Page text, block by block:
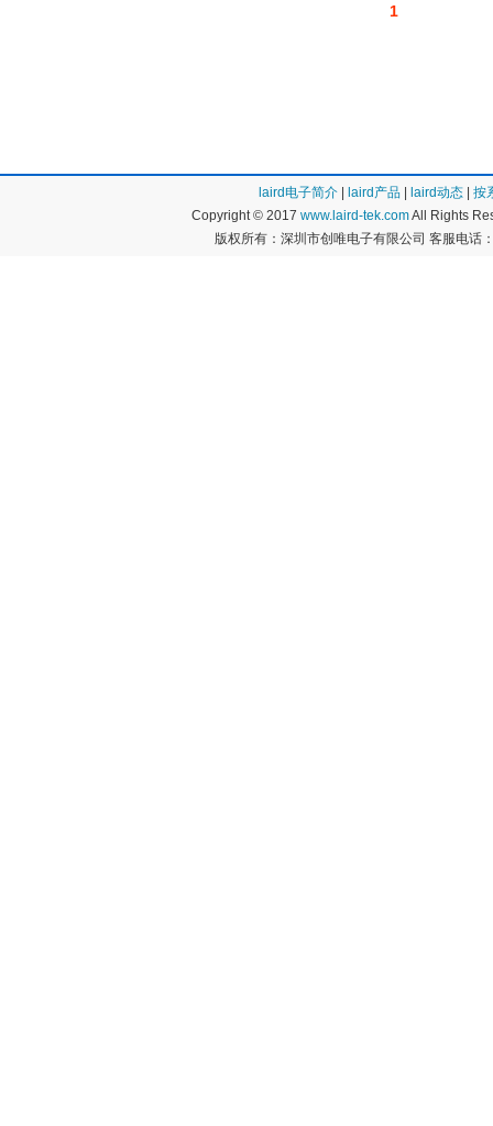
1
laird电子简介 laird产品 laird动态
按
Copyright © 2017 www.laird-tek.comAll Rights
版权所有：深圳市创唯电子有限公司 客服电话